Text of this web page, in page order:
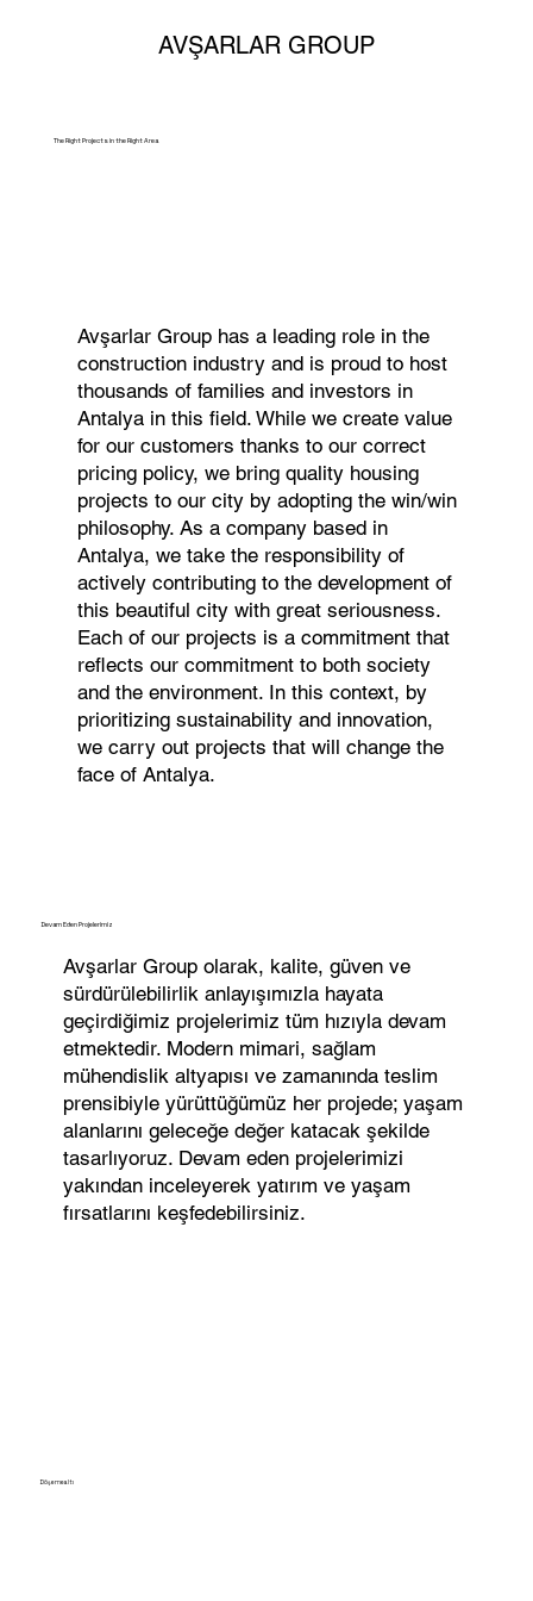
AVŞARLAR GROUP
The Right Projects in the Right Area
Avşarlar Group has a leading role in the
construction industry and is proud to host
thousands of families and investors in
Antalya in this field. While we create value
for our customers thanks to our correct
pricing policy, we bring quality housing
projects to our city by adopting the win/win
philosophy. As a company based in
Antalya, we take the responsibility of
actively contributing to the development of
this beautiful city with great seriousness.
Each of our projects is a commitment that
reflects our commitment to both society
and the environment. In this context, by
prioritizing sustainability and innovation,
we carry out projects that will change the
face of Antalya.
Devam Eden Projelerimiz
Avşarlar Group olarak, kalite, güven ve
sürdürülebilirlik anlayışımızla hayata
geçirdiğimiz projelerimiz tüm hızıyla devam
etmektedir. Modern mimari, sağlam
mühendislik altyapısı ve zamanında teslim
prensibiyle yürüttüğümüz her projede; yaşam
alanlarını geleceğe değer katacak şekilde
tasarlıyoruz. Devam eden projelerimizi
yakından inceleyerek yatırım ve yaşam
fırsatlarını keşfedebilirsiniz.
Döşemealtı